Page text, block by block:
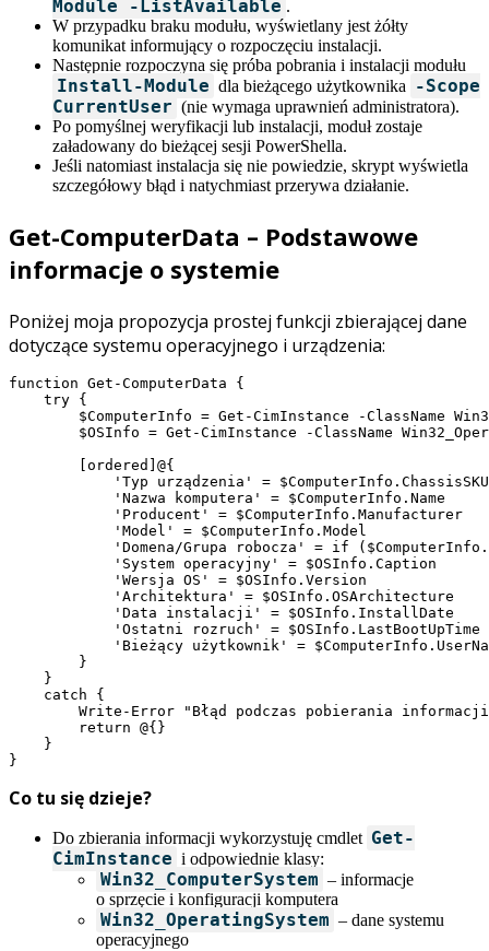
Module -ListAvailable .
W przypadku braku modułu, wyświetlany jest żółty
komunikat informujący o rozpoczęciu instalacji.
Następnie rozpoczyna się próba pobrania i instalacji modułu
Install-Module dla bieżącego użytkownika
-Scope
CurrentUser (nie wymaga uprawnień administratora).
Po pomyślnej weryfikacji lub instalacji, moduł zostaje
załadowany do bieżącej sesji PowerShella.
Jeśli natomiast instalacja się nie powiedzie, skrypt wyświetla
szczegółowy błąd i natychmiast przerywa działanie.
Get-ComputerData – Podstawowe
informacje o systemie
Poniżej moja propozycja prostej funkcji zbierającej dane
dotyczące systemu operacyjnego i urządzenia:
function Get-ComputerData {
    try {
$ComputerInfo = Get-CimInstance -ClassName
$OSInfo = Get-CimInstance -ClassName
        [ordered]@{
'Typ urządzenia' =
            'Nazwa komputera' = $ComputerInfo.Name
            'Producent' = $ComputerInfo.Manufacturer
            'Model' = $ComputerInfo.Model
'Domena/Grupa robocza' = if
            'System operacyjny' = $OSInfo.Caption
            'Wersja OS' = $OSInfo.Version
            'Architektura' = $OSInfo.OSArchitecture
            'Data instalacji' = $OSInfo.InstallDate
            'Ostatni rozruch' = $OSInfo.LastBootUpTime
'Bieżący użytkownik' =
        }
    }
    catch {
Write-Error "Błąd podczas pobierania
        return @{}
    }
}
Co tu się dzieje?
Do zbierania informacji wykorzystuję cmdlet Get-
CimInstance i odpowiednie klasy:
Win32_ComputerSystem – informacje
o sprzęcie i konfiguracji komputera
Win32_OperatingSystem – dane systemu
operacyjnego